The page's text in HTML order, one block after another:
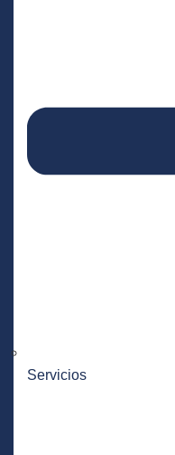
Servicios